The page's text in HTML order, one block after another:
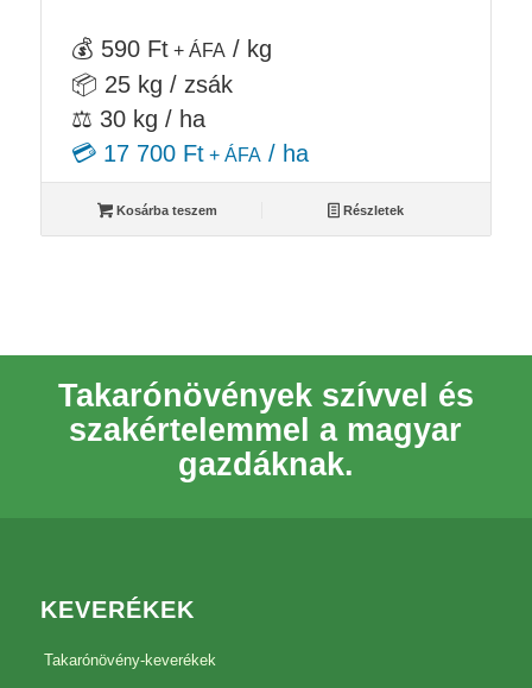
was:
500 Ft.
is:
750 Ft.
💰 590 Ft+ ÁFA / kg
📦 25 kg / zsák
⚖️ 30 kg / ha
💳 17 700 Ft+ ÁFA/ ha
Kosárba teszem Részletek
Takarónövények szívvel és
szakértelemmel a magyar
gazdáknak.
KEVERÉKEK
Takarónövény-keverékek